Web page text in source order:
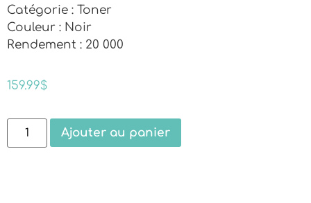
Catégorie : Toner
Couleur : Noir
Rendement : 20 000
159.99$
Ajouter au panier